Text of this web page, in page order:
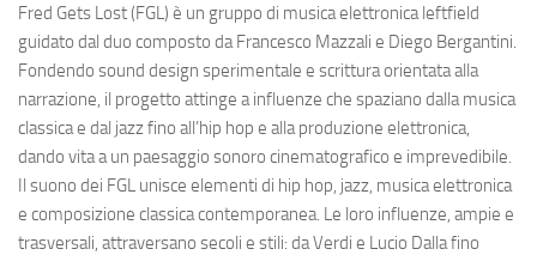
Fred Gets Lost (FGL) è un gruppo di musica elettronica leftfield
guidato dal duo composto da Francesco Mazzali e Diego Bergantini.
Fondendo sound design sperimentale e scrittura orientata alla
narrazione, il progetto attinge a influenze che spaziano dalla musica
classica e dal jazz fino all’hip hop e alla produzione elettronica,
dando vita a un paesaggio sonoro cinematografico e imprevedibile.
Il suono dei FGL unisce elementi di hip hop, jazz, musica elettronica
e composizione classica contemporanea. Le loro influenze, ampie e
trasversali, attraversano secoli e stili: da Verdi e Lucio Dalla fino